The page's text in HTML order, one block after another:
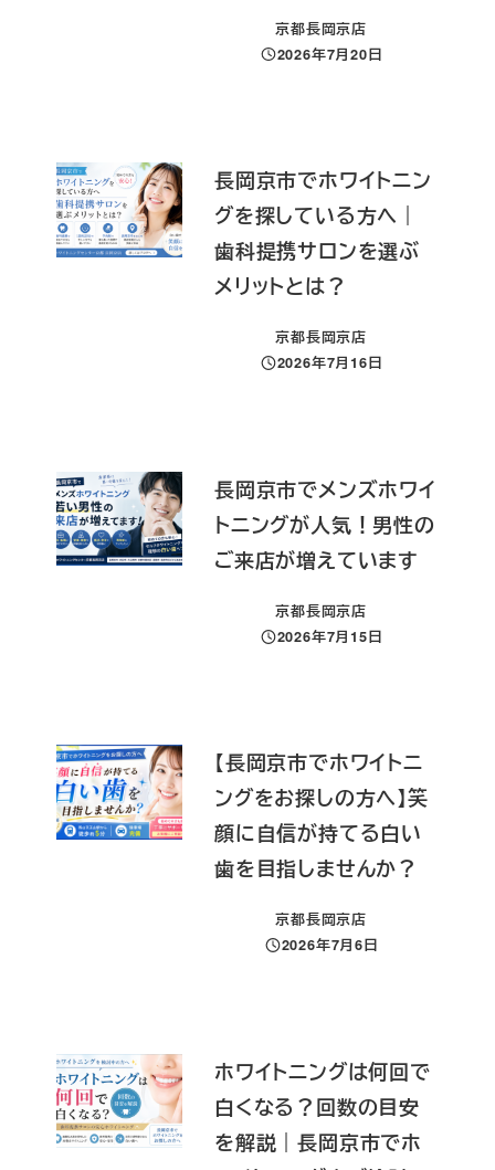
京都長岡京店
投稿日
2026年7月20日
長岡京市でホワイトニン
グを探している方へ｜
歯科提携サロンを選ぶ
メリットとは？
京都長岡京店
投稿日
2026年7月16日
長岡京市でメンズホワイ
トニングが人気！男性の
ご来店が増えています
京都長岡京店
投稿日
2026年7月15日
【長岡京市でホワイトニ
ングをお探しの方へ】笑
顔に自信が持てる白い
歯を目指しませんか？
京都長岡京店
投稿日
2026年7月6日
ホワイトニングは何回で
白くなる？回数の目安
を解説｜長岡京市でホ